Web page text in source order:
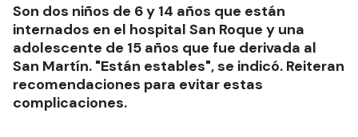
Son dos niños de 6 y 14 años que están
internados en el hospital San Roque y una
adolescente de 15 años que fue derivada al
San Martín. "Están estables", se indicó. Reiteran
recomendaciones para evitar estas
complicaciones.